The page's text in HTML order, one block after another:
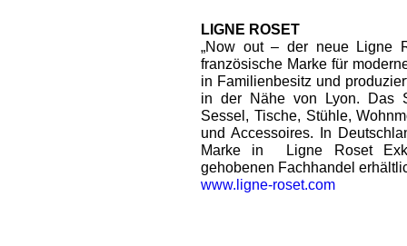
LIGNE ROSET
„Now out – der neue Ligne
französische Marke für
in Familienbesitz und
in der Nähe von Lyon. Das
Sessel, Tische, Stühle,
und Accessoires. In
Marke in Ligne Roset
gehobenen Fachhandel
www.ligne-roset.com